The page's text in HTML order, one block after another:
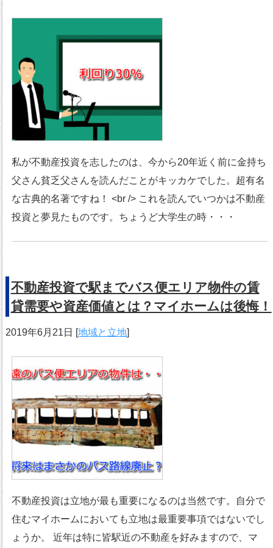
私が不動産投資を志したのは、今から20年近く前に金持ち
父さん貧乏父さんを読んだことがキッカケでした。超有名
な古典的名著ですね！ <br /> これを読んでいつかは不動産
投資と夢見たものです。ちょうど大学生の時・・・
不動産投資で駅までバス便エリア物件の賃
貸需要や資産価値とは？マイホームは後悔！
2019年6月21日 [地域と立地]
不動産投資は立地が最も重要になるのは当然です。自分で
住むマイホームにおいても立地は最重要事項ではないでし
ょうか。 近年は特に皆駅近の不動産を好みますので、マ